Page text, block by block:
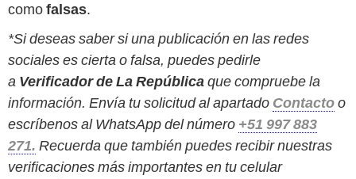
comofalsas.
*Si deseas saber si una publicación en las redes
sociales es cierta o falsa, puedes pedirle
a Verificador de La Repúblicaque compruebe la
información. Envía tu solicitud al apartado Contactoo
escríbenos al WhatsApp del número +51 997 883
271. Recuerda que también puedes recibir nuestras
verificaciones más importantes en tu celular